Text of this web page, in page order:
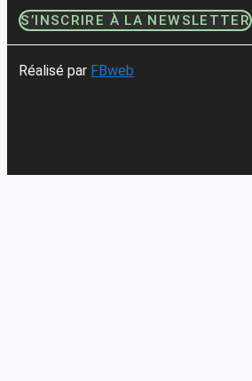
S’INSCRIRE À LA NEWSLETTER
Réalisé par FBweb